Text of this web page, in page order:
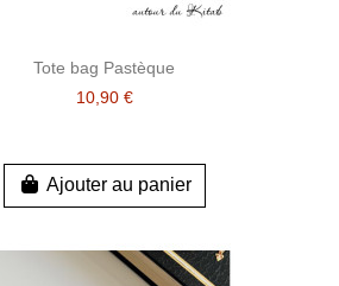
Tote bag Pastèque
10,90 €
Ajouter au panier